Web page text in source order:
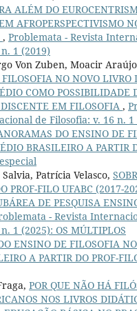
ALÉM DO
AFROPERSPECTIVISMO
, Problemata - Revista
1 (2019)
Von Zuben, Moacir
NO NOVO LIVRO
COMO POSSIBILIDADE
EM FILOSOFIA ,
de Filosofia: v. 16 n. 1
DO ENSINO DE
BRASILEIRO A PARTIR
Patrícia Velasco,
PROF-FILO UFABC (2017-
DE PESQUISA
- Revista
1 (2025): OS MÚLTIPLOS
ENSINO DE FILOSOFIA
A PARTIR DO PROF-
POR QUE NÃO HÁ
NOS LIVROS